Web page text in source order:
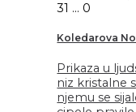
31 ... 0
Koledarova
Prikaza u
niz kristalne
njemu se